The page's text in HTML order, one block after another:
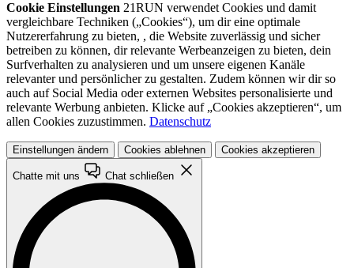
Cookie Einstellungen 21RUN verwendet Cookies und damit
vergleichbare Techniken („Cookies“), um dir eine optimale
Nutzererfahrung zu bieten, , die Website zuverlässig und sicher
betreiben zu können, dir relevante Werbeanzeigen zu bieten, dein
Surfverhalten zu analysieren und um unsere eigenen Kanäle
relevanter und persönlicher zu gestalten. Zudem können wir dir so
auch auf Social Media oder externen Websites personalisierte und
relevante Werbung anbieten. Klicke auf „Cookies akzeptieren“, um
allen Cookies zuzustimmen. Datenschutz
Einstellungen ändern Cookies ablehnen Cookies akzeptieren
Chatte mit uns Chat schließen